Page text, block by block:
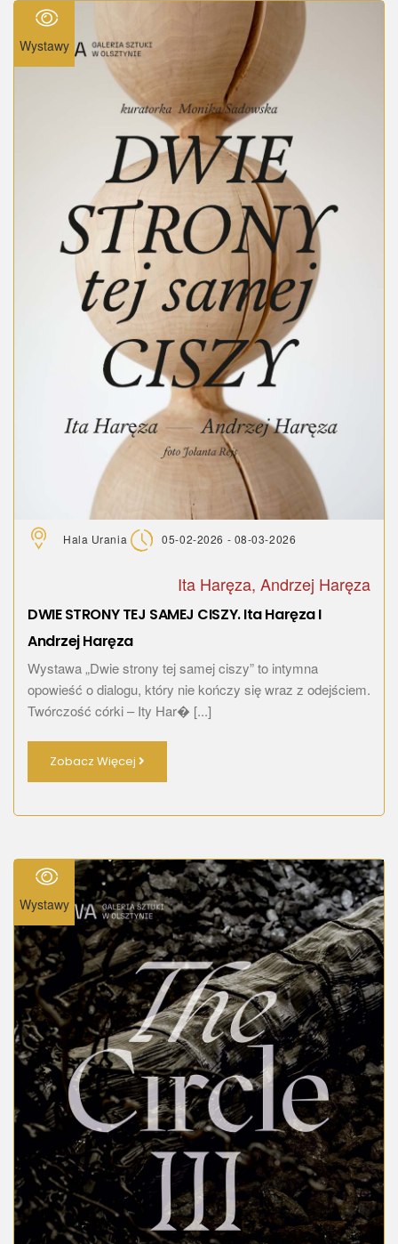
Wystawy
Hala Urania 05-02-2026 - 08-03-2026
Ita Haręza, Andrzej Haręza
DWIE STRONY TEJ SAMEJ CISZY. Ita Haręza I
Andrzej Haręza
Wystawa „Dwie strony tej samej ciszy” to intymna
opowieść o dialogu, który nie kończy się wraz z odejściem.
Twórczość córki – Ity Har� [...]
Zobacz Więcej
Wystawy